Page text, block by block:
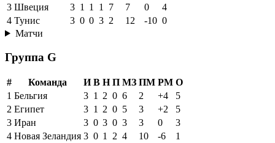
3 Швеция 3 1 1 1 7 7 0
4
4 Тунис 3 0 0 3 2 12 -10 0
Матчи
Группа G
# Команда И В Н П МЗ ПМ РМ О
1 Бельгия 3 1 2 0 6 2 +4
5
2 Египет 3 1 2 0 5 3 +2
5
3 Иран 3 0 3 0 3 3 0
3
4 Новая Зеландия 3 0 1 2 4 10 -6
1